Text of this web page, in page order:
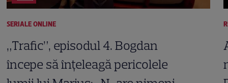
SERIALE ONLINE
„Trafic”, episodul 4. Bogdan
începe să înțeleagă pericolele